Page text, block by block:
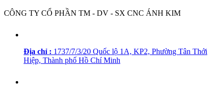
CÔNG TY CỔ PHẦN TM - DV - SX CNC ÁNH KIM
Địa chỉ : 1737/7/3/20 Quốc lộ 1A, KP2, Phường Tân Thới
Hiệp, Thành phố Hồ Chí Minh